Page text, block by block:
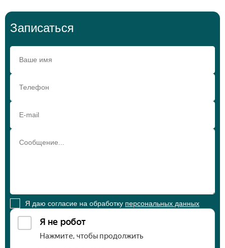
Записаться
Я даю согласие на обработку персональных данных